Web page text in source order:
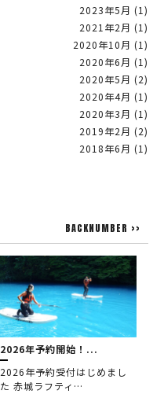
2023年5月 (1)
2021年2月 (1)
2020年10月 (1)
2020年6月 (1)
2020年5月 (2)
2020年4月 (1)
2020年3月 (1)
2019年2月 (2)
2018年6月 (1)
BACKNUMBER >>
2026年予約開始！...
2026年予約受付はじめまし
た 赤城ラフティ…